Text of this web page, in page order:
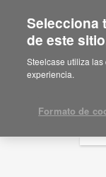
Ideas de
Selecciona
de este
Steelcase utiliza
experiencia.
Formato de